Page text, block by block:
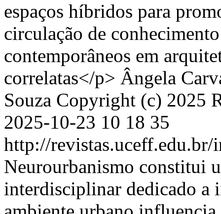
espaços híbridos para
circulação de
contemporâneos em
correlatas</p> Ângela
Souza Copyright (c) 2025
2025-10-23 10 18 35
http://
Neurourbanismo constitui
interdisciplinar dedicado a